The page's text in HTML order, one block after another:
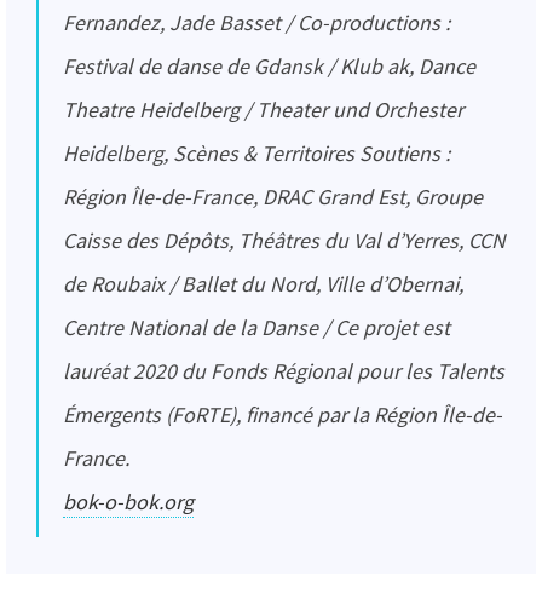
Fernandez, Jade Basset / Co-productions :
Festival de danse de Gdansk / Klub ak, Dance
Theatre Heidelberg / Theater und Orchester
Heidelberg, Scènes & Territoires Soutiens :
Région Île-de-France, DRAC Grand Est, Groupe
Caisse des Dépôts, Théâtres du Val d’Yerres, CCN
de Roubaix / Ballet du Nord, Ville d’Obernai,
Centre National de la Danse / Ce projet est
lauréat 2020 du Fonds Régional pour les Talents
Émergents (FoRTE), financé par la Région Île-de-
France.
bok-o-bok.org